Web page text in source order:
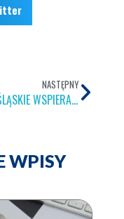
NASTĘPNY
DOLNOŚLĄSKIE WSPIERA B+R!
WPISY